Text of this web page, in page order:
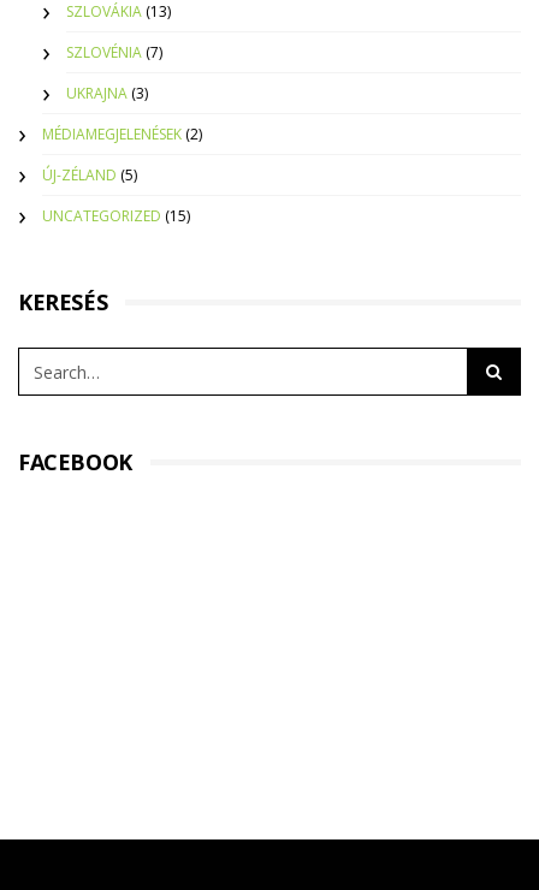
SZLOVÁKIA (13)
SZLOVÉNIA (7)
UKRAJNA (3)
MÉDIAMEGJELENÉSEK (2)
ÚJ-ZÉLAND (5)
UNCATEGORIZED (15)
KERESÉS
FACEBOOK